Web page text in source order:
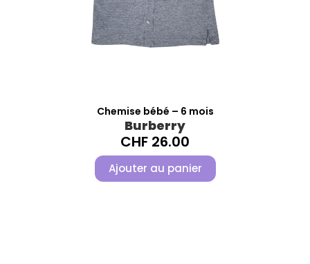
Chemise bébé – 6 mois
Burberry
CHF 26.00
Ajouter au panier